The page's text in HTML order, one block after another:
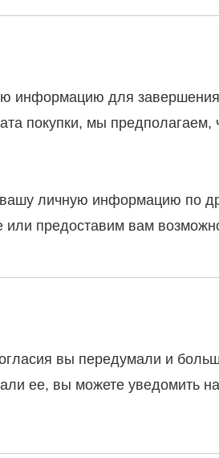
информацию для
покупки, мы
личную информацию по
предоставим вам
вы передумали и
ее, вы можете уведомить